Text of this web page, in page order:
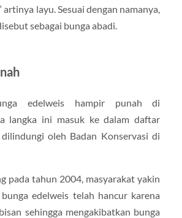
artinya layu. Sesuai dengan namanya,
sebagai bunga abadi.
edelweis hampir punah di
langka ini masuk ke dalam daftar
oleh Badan Konservasi di
pada tahun 2004, masyarakat yakin
edelweis telah hancur karena
sehingga mengakibatkan bunga